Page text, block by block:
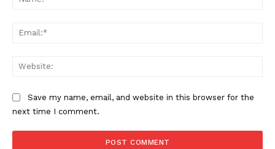
Save my name, email, and website in this browser for the
next time I comment.